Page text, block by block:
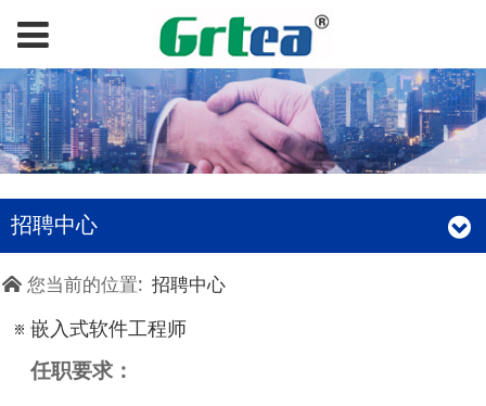
招聘中心
您当前的位置: 招聘中心
嵌入式软件工程师
任职要求：